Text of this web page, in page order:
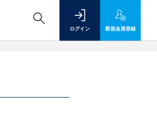
ログイン 新規会員登録